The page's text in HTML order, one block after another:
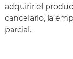
adquirir el
cancelarlo, la
parcial.